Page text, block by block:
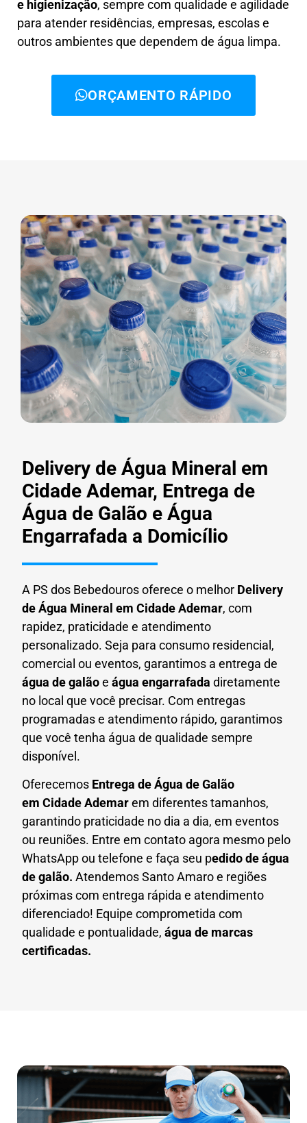
e higienização, sempre com qualidade e agilidade
para atender residências, empresas, escolas e
outros ambientes que dependem de água limpa.
ORÇAMENTO RÁPIDO
Delivery de Água Mineral em
Cidade Ademar, Entrega de
Água de Galão e Água
Engarrafada a Domicílio
A PS dos Bebedouros oferece o melhor Delivery
de Água Mineral em Cidade Ademar, com
rapidez, praticidade e atendimento
personalizado. Seja para consumo residencial,
comercial ou eventos, garantimos a entrega de
água de galãoe água engarrafada diretamente
no local que você precisar. Com entregas
programadas e atendimento rápido, garantimos
que você tenha água de qualidade sempre
disponível.
Oferecemos Entrega de Água de Galão
em Cidade Ademarem diferentes tamanhos,
garantindo praticidade no dia a dia, em eventos
ou reuniões. Entre em contato agora mesmo pelo
WhatsApp ou telefone e faça seu pedido de água
de galão. Atendemos Santo Amaro e regiões
próximas com entrega rápida e atendimento
diferenciado! Equipe comprometida com
qualidade e pontualidade, água de marcas
certificadas.